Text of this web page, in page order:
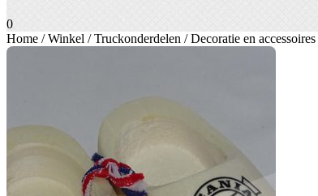
0
Home /Winkel /Truckonderdelen /Decoratie en accessoires